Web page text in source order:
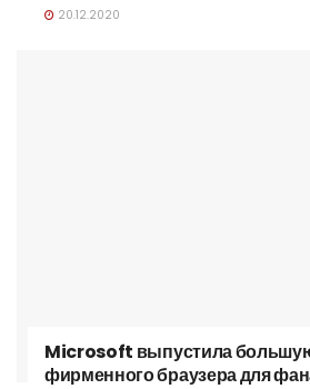
20.12.2020
Microsoft выпустила
фирменного браузера для